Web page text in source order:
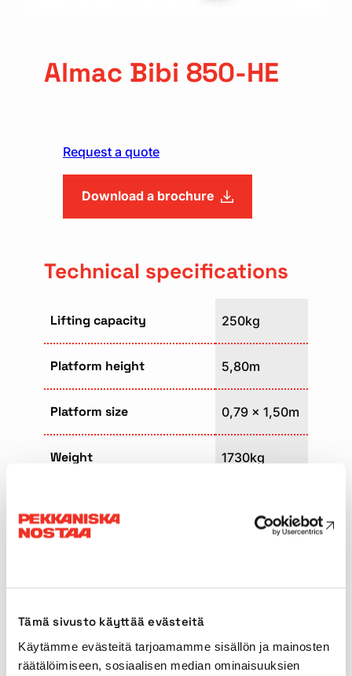
Tämä sivusto käyttää evästeitä
Käytämme evästeitä tarjoamamme sisällön ja mainosten
räätälöimiseen, sosiaalisen median ominaisuuksien
Almac Bibi 850-HE
Request a quote
Download a brochure
Technical specifications
Lifting capacity 250kg
Platform height 5,80m
Platform size 0,79 x 1,50m
Weight 1730kg
Power source Diesel